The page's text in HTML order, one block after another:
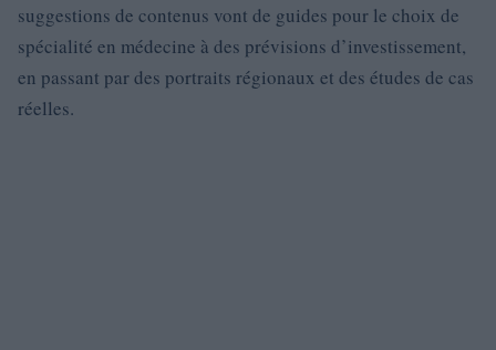
suggestions de contenus vont de guides pour le choix de
spécialité en médecine à des prévisions d’investissement,
en passant par des portraits régionaux et des études de cas
réelles.